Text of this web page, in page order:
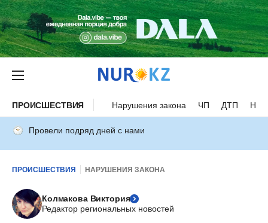
ПРОИСШЕСТВИЯ Нарушения закона ЧП ДТП
Провели подряд дней с нами
ПРОИСШЕСТВИЯ НАРУШЕНИЯ ЗАКОНА
Колмакова Виктория
Редактор региональных новостей